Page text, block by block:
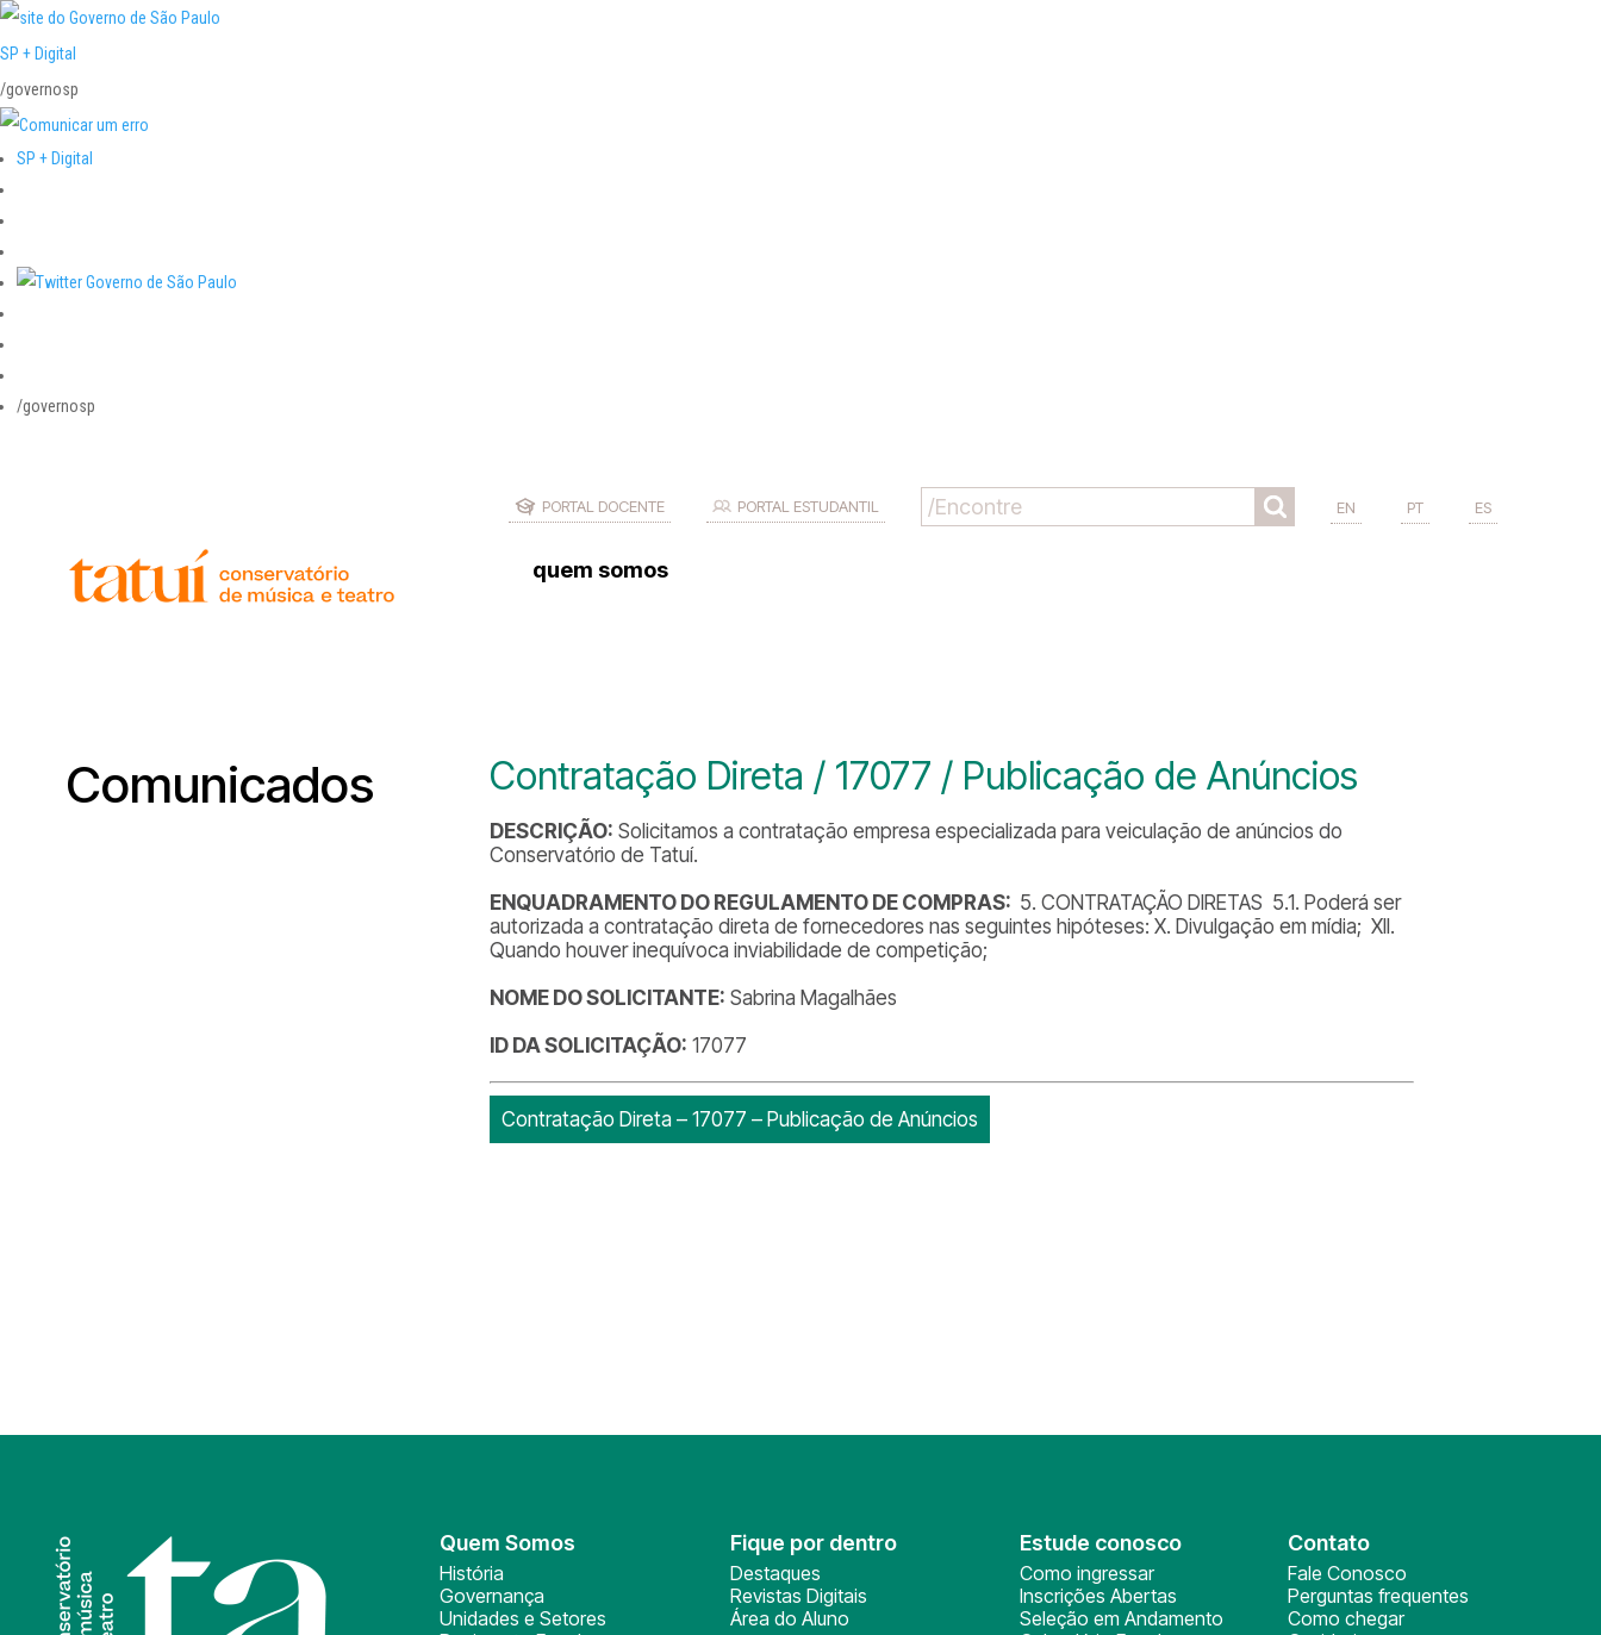
SP + Digital
/governosp
SP + Digital
/governosp
PORTAL DOCENTE PORTAL ESTUDANTIL EN PT ES
quem somos
Comunicados Contratação Direta / 17077 / Publicação de Anúncios
DESCRIÇÃO: Solicitamos a contratação empresa especializada para veiculação de anúncios do
Conservatório de Tatuí.
ENQUADRAMENTO DO REGULAMENTO DE COMPRAS: 5. CONTRATAÇÃO DIRETAS 5.1. Poderá ser
autorizada a contratação direta de fornecedores nas seguintes hipóteses: X. Divulgação em mídia; XII.
Quando houver inequívoca inviabilidade de competição;
NOME DO SOLICITANTE: Sabrina Magalhães
ID DA SOLICITAÇÃO: 17077
Contratação Direta – 17077 – Publicação de Anúncios
Quem Somos
História
Governança
Unidades e Setores
Fique por dentro
Destaques
Revistas Digitais
Área do Aluno
Estude conosco
Como ingressar
Inscrições Abertas
Seleção em Andamento
Contato
Fale Conosco
Perguntas frequentes
Como chegar